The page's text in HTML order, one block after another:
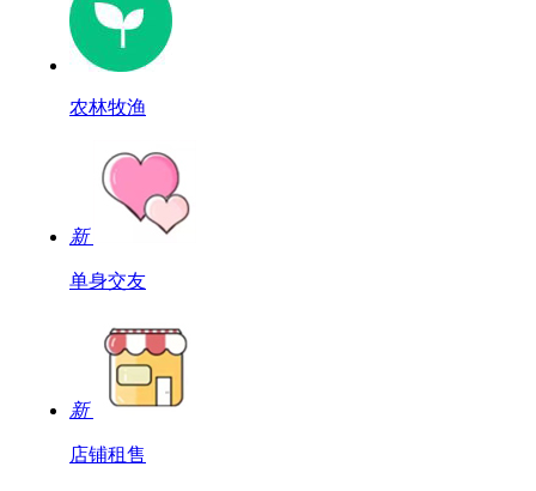
农林牧渔
新
单身交友
新
店铺租售